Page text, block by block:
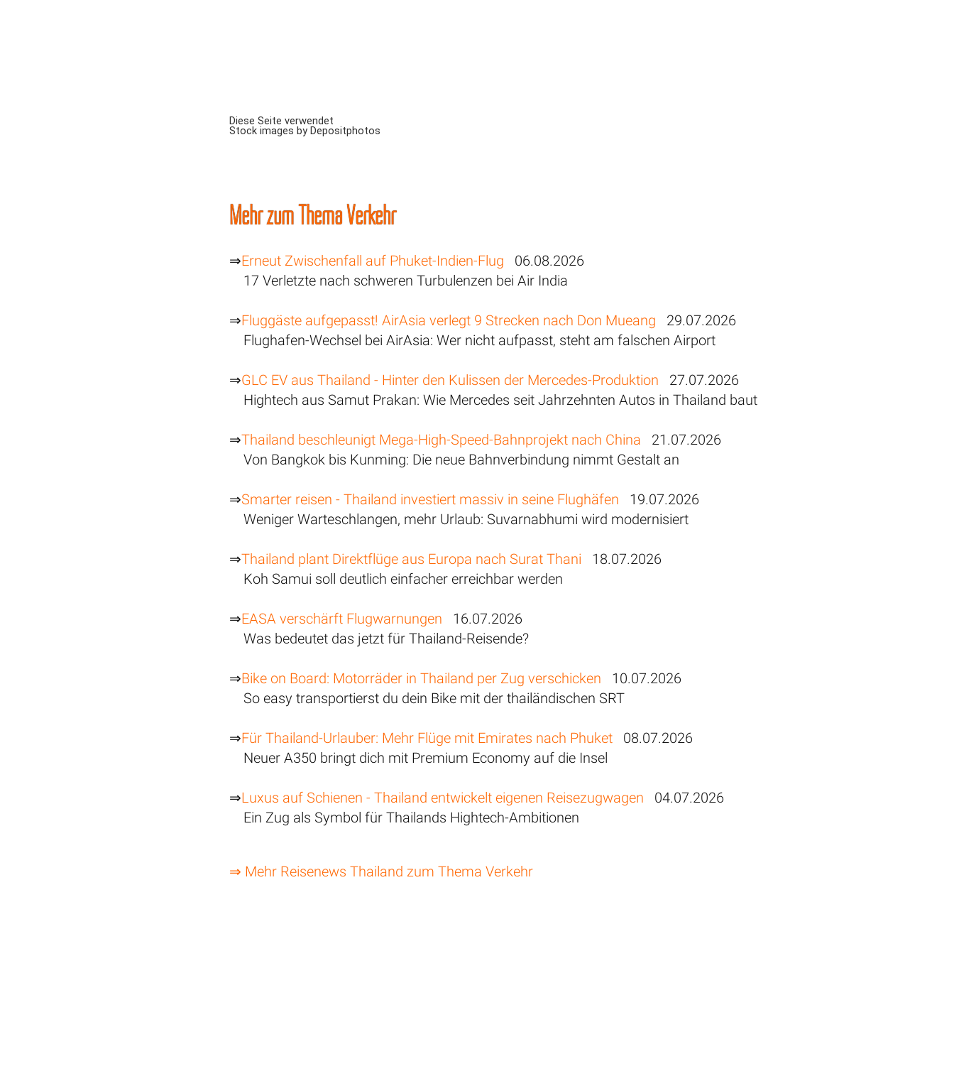
Diese Seite verwendet
Stock images by Depositphotos
Mehr zum Thema Verkehr
⇒Erneut Zwischenfall auf Phuket-Indien-Flug 06.08.2026
17 Verletzte nach schweren Turbulenzen bei Air India
⇒Fluggäste aufgepasst! AirAsia verlegt 9 Strecken nach Don Mueang 29.07.2026
Flughafen-Wechsel bei AirAsia: Wer nicht aufpasst, steht am falschen Airport
⇒GLC EV aus Thailand - Hinter den Kulissen der Mercedes-Produktion 27.07.2026
Hightech aus Samut Prakan: Wie Mercedes seit Jahrzehnten Autos in Thailand baut
⇒Thailand beschleunigt Mega-High-Speed-Bahnprojekt nach China 21.07.2026
Von Bangkok bis Kunming: Die neue Bahnverbindung nimmt Gestalt an
⇒Smarter reisen - Thailand investiert massiv in seine Flughäfen 19.07.2026
Weniger Warteschlangen, mehr Urlaub: Suvarnabhumi wird modernisiert
⇒Thailand plant Direktflüge aus Europa nach Surat Thani 18.07.2026
Koh Samui soll deutlich einfacher erreichbar werden
⇒EASA verschärft Flugwarnungen 16.07.2026
Was bedeutet das jetzt für Thailand-Reisende?
⇒Bike on Board: Motorräder in Thailand per Zug verschicken 10.07.2026
So easy transportierst du dein Bike mit der thailändischen SRT
⇒Für Thailand-Urlauber: Mehr Flüge mit Emirates nach Phuket 08.07.2026
Neuer A350 bringt dich mit Premium Economy auf die Insel
⇒Luxus auf Schienen - Thailand entwickelt eigenen Reisezugwagen 04.07.2026
Ein Zug als Symbol für Thailands Hightech-Ambitionen
⇒ Mehr Reisenews Thailand zum Thema Verkehr